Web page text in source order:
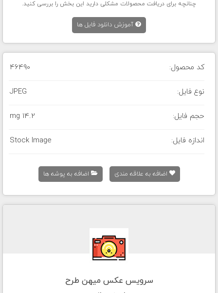
چنانچه برای دریافت محصولات مشکلی دارید این بخش را بررسی کنید.
آموزش دانلود فایل ها
کد محصول: 46490
نوع فایل: JPEG
حجم فایل: 14.2 mg
اندازه فایل: Stock Image
اضافه به علاقه مندی اضافه به پوشه ها
سرویس عکس میهن طرح